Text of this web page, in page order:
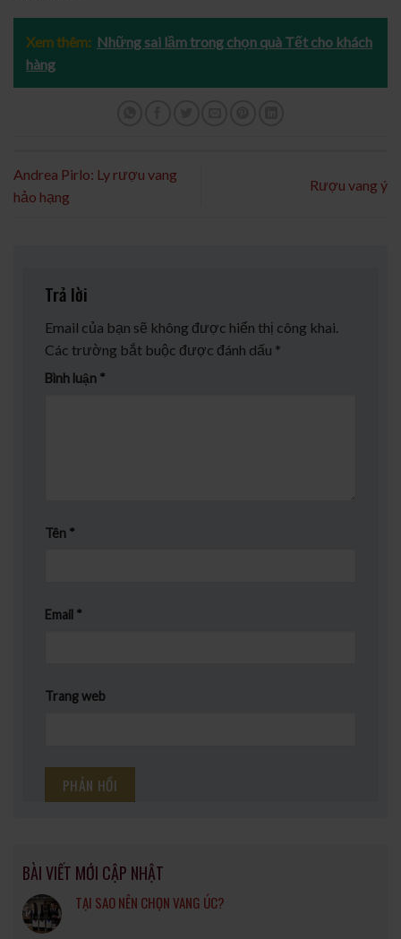
Xem thêm: Những sai lầm trong chọn quà Tết cho khách
hàng
Andrea Pirlo: Ly rượu vang
hảo hạng
Rượu vang ý
Trả lời
Email của bạn sẽ không được hiển thị công khai.
Các trường bắt buộc được đánh dấu *
Bình luận *
Tên *
Email *
Trang web
BÀI VIẾT MỚI CẬP NHẬT
TẠI SAO NÊN CHỌN VANG ÚC?